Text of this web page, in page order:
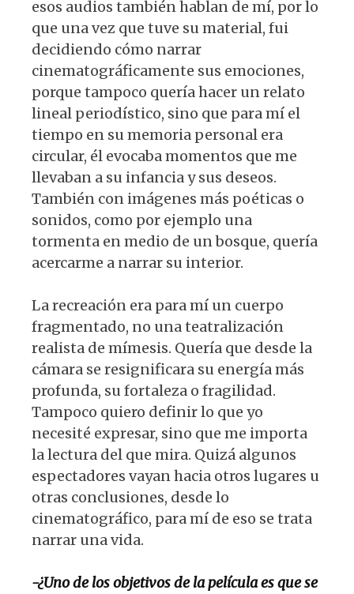
esos audios también hablan de mí, por lo
que una vez que tuve su material, fui
decidiendo cómo narrar
cinematográficamente sus emociones,
porque tampoco quería hacer un relato
lineal periodístico, sino que para mí el
tiempo en su memoria personal era
circular, él evocaba momentos que me
llevaban a su infancia y sus deseos.
También con imágenes más poéticas o
sonidos, como por ejemplo una
tormenta en medio de un bosque, quería
acercarme a narrar su interior.
La recreación era para mí un cuerpo
fragmentado, no una teatralización
realista de mímesis. Quería que desde la
cámara se resignificara su energía más
profunda, su fortaleza o fragilidad.
Tampoco quiero definir lo que yo
necesité expresar, sino que me importa
la lectura del que mira. Quizá algunos
espectadores vayan hacia otros lugares u
otras conclusiones, desde lo
cinematográfico, para mí de eso se trata
narrar una vida.
-¿Uno de los objetivos de la película es que se